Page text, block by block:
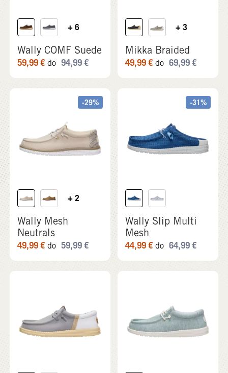
+ 6
Wally COMF Suede
59,99€ do 94,99€
+ 3
Mikka Braided
49,99€ do 69,99€
-29%
+ 2
Wally Mesh
Neutrals
49,99€ do 59,99€
-31%
Wally Slip Multi
Mesh
44,99€ do 64,99€